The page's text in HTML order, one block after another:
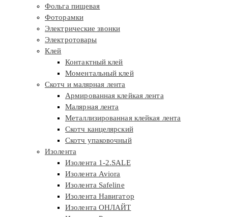
Фольга пищевая
Фоторамки
Электрические звонки
Электротовары
Клей
Контактный клей
Моментальный клей
Скотч и малярная лента
Армированная клейкая лента
Малярная лента
Металлизированная клейкая лента
Скотч канцелярский
Скотч упаковочный
Изолента
Изолента 1-2.SALE
Изолента Aviora
Изолента Safeline
Изолента Навигатор
Изолента ОНЛАЙТ